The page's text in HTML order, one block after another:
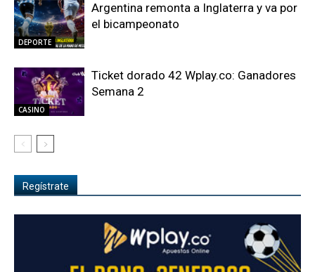
DEPORTE
Argentina remonta a Inglaterra y va por
el bicampeonato
CASINO
Ticket dorado 42 Wplay.co: Ganadores
Semana 2
Regístrate